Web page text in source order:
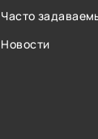
Часто
Новости